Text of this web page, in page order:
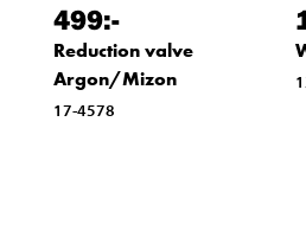
499:-
Reduction valve
Argon/Mizon
17-4578